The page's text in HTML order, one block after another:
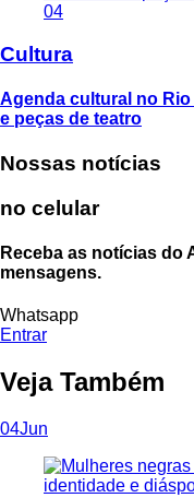
04
Cultura
Agenda cultural no
e peças de teatro
Nossas notícias
no celular
Receba as notícias do
mensagens.
Whatsapp
Entrar
Veja Também
04Jun